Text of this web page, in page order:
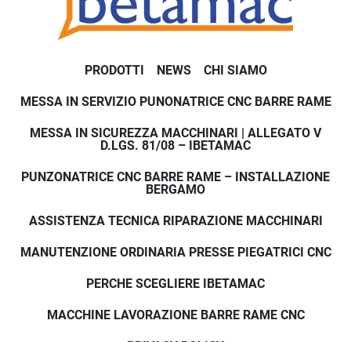
PRODOTTI NEWS CHI SIAMO
MESSA IN SERVIZIO PUNONATRICE CNC BARRE RAME
MESSA IN SICUREZZA MACCHINARI | ALLEGATO V
D.LGS. 81/08 – IBETAMAC
PUNZONATRICE CNC BARRE RAME – INSTALLAZIONE
BERGAMO
ASSISTENZA TECNICA RIPARAZIONE MACCHINARI
MANUTENZIONE ORDINARIA PRESSE PIEGATRICI CNC
PERCHE SCEGLIERE IBETAMAC
MACCHINE LAVORAZIONE BARRE RAME CNC